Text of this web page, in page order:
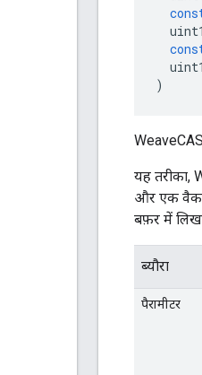
)
यह तरीका,
और एक
बफ़र में
ब्यौरा
पैरामीटर